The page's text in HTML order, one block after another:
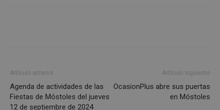
Artículo anterior
Agenda de actividades de las
Fiestas de Móstoles del jueves
12 de septiembre de 2024
Artículo siguiente
OcasionPlus abre sus puertas
en Móstoles
__cf_bm
Cloudflare Inc.
29 minutos